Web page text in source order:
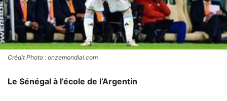
Crédit Photo : onzemondial.com
Le Sénégal à l’école de l’Argentin